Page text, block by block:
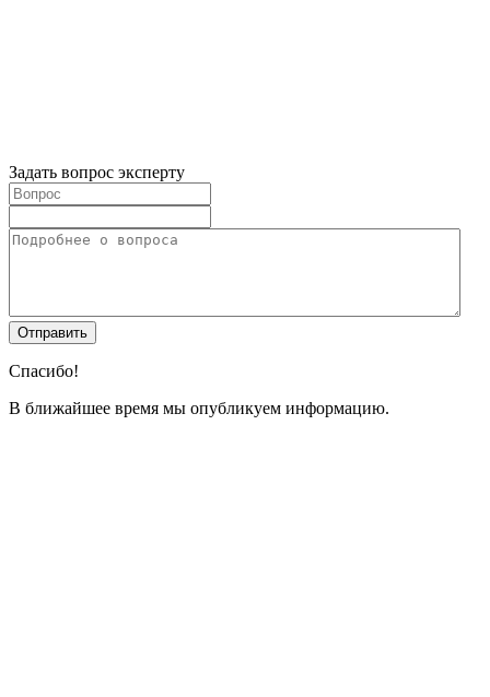
Задать вопрос эксперту
Спасибо!
В ближайшее время мы опубликуем информацию.